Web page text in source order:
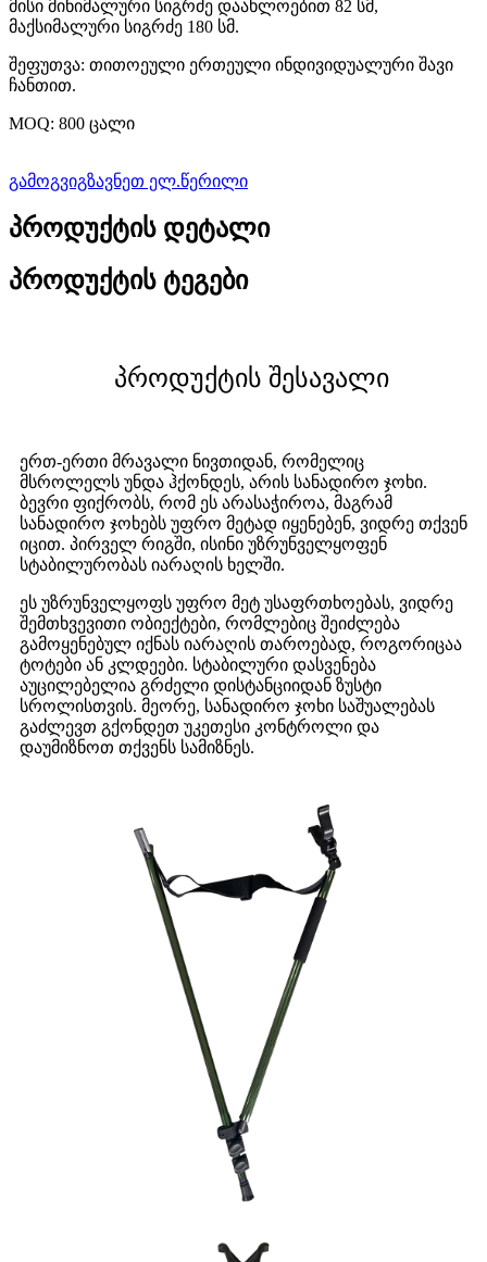
მისი მინიმალური სიგრძე დაახლოებით 82 სმ,
მაქსიმალური სიგრძე 180 სმ.
შეფუთვა: თითოეული ერთეული ინდივიდუალური შავი
ჩანთით.
MOQ: 800 ცალი
გამოგვიგზავნეთ ელ.წერილი
პროდუქტის დეტალი
პროდუქტის ტეგები
პროდუქტის შესავალი
ერთ-ერთი მრავალი ნივთიდან, რომელიც
მსროლელს უნდა ჰქონდეს, არის სანადირო ჯოხი.
ბევრი ფიქრობს, რომ ეს არასაჭიროა, მაგრამ
სანადირო ჯოხებს უფრო მეტად იყენებენ, ვიდრე თქვენ
იცით. პირველ რიგში, ისინი უზრუნველყოფენ
სტაბილურობას იარაღის ხელში.
ეს უზრუნველყოფს უფრო მეტ უსაფრთხოებას, ვიდრე
შემთხვევითი ობიექტები, რომლებიც შეიძლება
გამოყენებულ იქნას იარაღის თაროებად, როგორიცაა
ტოტები ან კლდეები. სტაბილური დასვენება
აუცილებელია გრძელი დისტანციიდან ზუსტი
სროლისთვის. მეორე, სანადირო ჯოხი საშუალებას
გაძლევთ გქონდეთ უკეთესი კონტროლი და
დაუმიზნოთ თქვენს სამიზნეს.